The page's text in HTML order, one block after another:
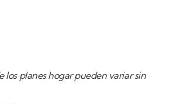
los planes hogar pueden variar sin